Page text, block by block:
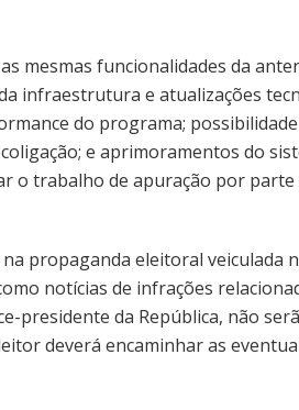
mesmas funcionalidades da
infraestrutura e atualizações
do programa;
e aprimoramentos do
o trabalho de apuração por
propaganda eleitoral veiculada
notícias de infrações
presidente da República, não
deverá encaminhar as